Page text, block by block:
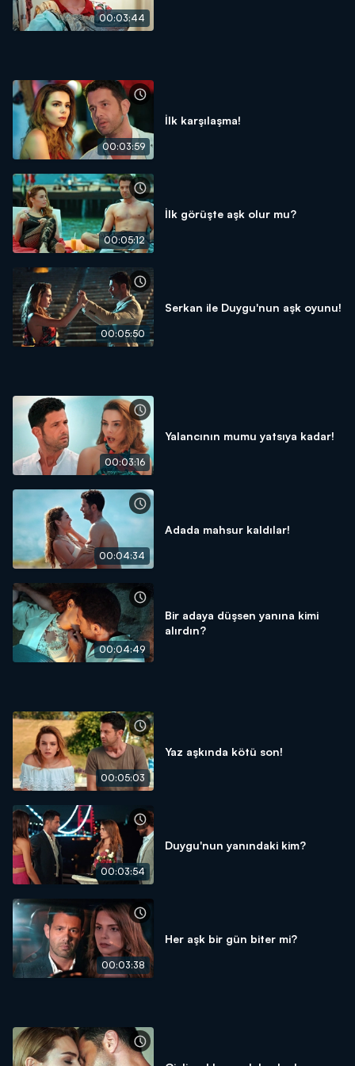
00:03:44
00:03:59
İlk karşılaşma!
00:05:12
İlk görüşte aşk olur mu?
00:05:50
Serkan ile Duygu'nun aşk oyunu!
00:03:16
Yalancının mumu yatsıya kadar!
00:04:34
Adada mahsur kaldılar!
00:04:49
Bir adaya düşsen yanına kimi
alırdın?
00:05:03
Yaz aşkında kötü son!
00:03:54
Duygu'nun yanındaki kim?
00:03:38
Her aşk bir gün biter mi?